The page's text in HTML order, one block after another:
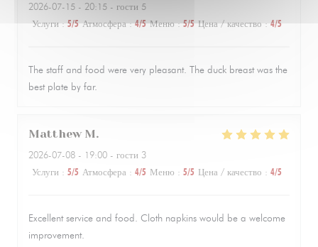
2026-07-15 - 20:15 - гости 5
Услуги: 5/5 Атмосфера: 4/5 Меню: 5/5 Цена / качество : 4/5
The staff and food were very pleasant. The duck breast was the
best plate by far.
Matthew M
2026-07-08 - 19:00 - гости 3
Услуги : 5/5 Атмосфера : 4/5 Меню : 5/5 Цена / качество : 4/5
Excellent service and food. Cloth napkins would be a welcome
improvement.